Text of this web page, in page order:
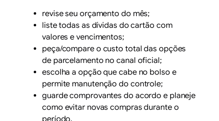
revise seu orçamento do mês;
liste todas as dívidas do cartão com
valores e vencimentos;
peça/compare o custo total das opções
de parcelamento no canal oficial;
escolha a opção que cabe no bolso e
permite manutenção do controle;
guarde comprovantes do acordo e planeje
como evitar novas compras durante o